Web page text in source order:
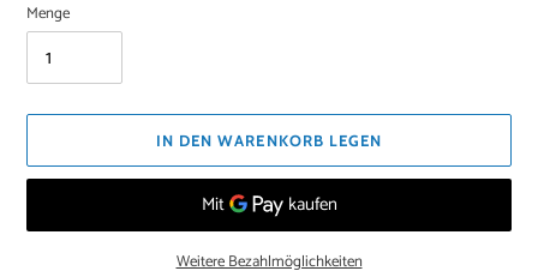
Menge
IN DEN WARENKORB LEGEN
Weitere Bezahlmöglichkeiten